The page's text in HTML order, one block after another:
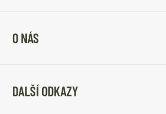
O NÁS
DALŠÍ ODKAZY